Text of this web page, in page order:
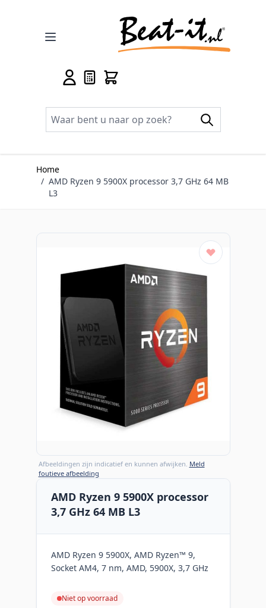
Home
/ AMD Ryzen 9 5900X processor 3,7 GHz 64 MB
L3
Afbeeldingen zijn indicatief en kunnen afwijken. Meld
foutieve afbeelding
AMD Ryzen 9 5900X processor
3,7 GHz 64 MB L3
AMD Ryzen 9 5900X, AMD Ryzen™ 9,
Socket AM4, 7 nm, AMD, 5900X, 3,7 GHz
Niet op voorraad